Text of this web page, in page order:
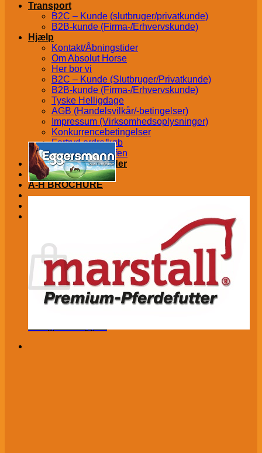
Transport
B2C – Kunde (slutbruger/privatkunde)
B2B-kunde (Firma-/Erhvervskunde)
Hjælp
Kontakt/Åbningstider
Om Absolut Horse
Her bor vi
B2C – Kunde (Slutbruger/Privatkunde)
B2B-kunde (Firma-/Erhvervskunde)
Tyske Helligdage
AGB (Handelsvilkår/-betingelser)
Impressum (Virksomhedsoplysninger)
Konkurrencebetingelser
Fortryd ordre/køb
Vertrag widerrufen
Kontakt│Åbningstider
Om os
A-H BROCHURE
Ingen varer i kurven.